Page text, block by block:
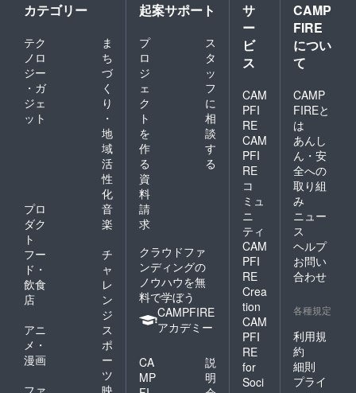
カテゴリー
テク
ノロ
ジー
・ガ
ジェ
ット
ま
ち
づ
く
り
・
地
域
活
性
化
プロ
ダク
ト
音
楽
フー
ド・
飲食
店
チ
ャ
レ
ン
ジ
アニ
メ・
漫画
ス
ポ
ー
ツ
起案サポート
プ
ロ
ジ
ェ
ク
ト
を
作
る
ス
タ
ッ
フ
に
相
談
す
る
資
料
請
求
クラウドファ
ンディングの
ノウハウを無
料で学ぼう
CAMPFIRE
アカデミー
CA
MP
説
明
サ
ー
ビ
ス
CAM
PFI
RE
CAM
PFI
RE
コ
ミュ
ニ
ティ
CAM
PFI
RE
Crea
tion
CAM
PFI
RE
for
Soci
CAMP
FIRE
につい
て
CAMP
FIREと
は
あんし
ん・安
全への
取り組
み
ニュー
ス
ヘルプ
お問い
合わせ
各種規定
利用規
約
細則
プライ